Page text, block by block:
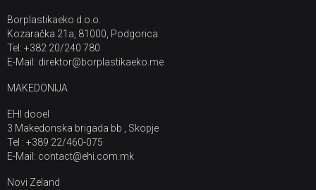
Borplastikaeko d.o.o.
Kozaračka 21a, 81000, Podgorica
Tel: +382 20/240 780
E-Mail: direktor@borplastikaeko.me
MAKEDONIJA
EHI dooel
3 Makedonska brigada bb , Skopje
Tel : +389 22/460-075
E-Mail: contact@ehi.com.mk
Novi Zeland